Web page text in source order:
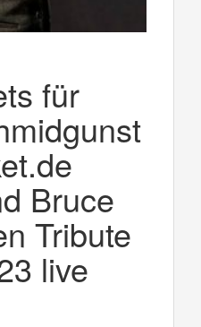
für
Bruce
Tribute
live